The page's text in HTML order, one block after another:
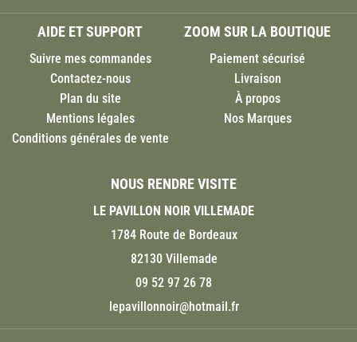
AIDE ET SUPPORT
Suivre mes commandes
Contactez-nous
Plan du site
Mentions légales
Conditions générales de vente
ZOOM SUR LA BOUTIQUE
Paiement sécurisé
Livraison
À propos
Nos Marques
NOUS RENDRE VISITE
LE PAVILLON NOIR VILLEMADE
1784 Route de Bordeaux
82130 Villemade
09 52 97 26 78
lepavillonnoir@hotmail.fr